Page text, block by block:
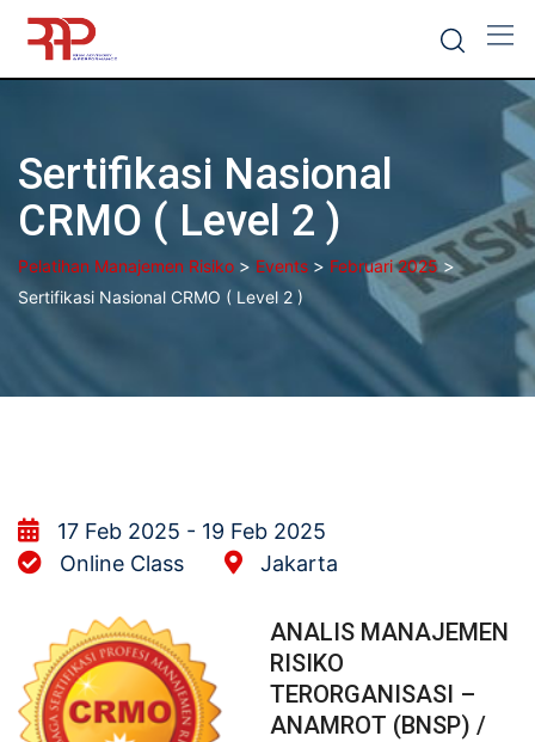
Skip
content
Sertifikasi Nasional
CRMO ( Level 2 )
Pelatihan Manajemen Risiko > Events > Februari 2025>
Sertifikasi Nasional CRMO ( Level 2 )
17 Feb 2025 - 19 Feb 2025
Online Class
Jakarta
ANALIS MANAJEMEN
RISIKO
TERORGANISASI –
ANAMROT (BNSP) /